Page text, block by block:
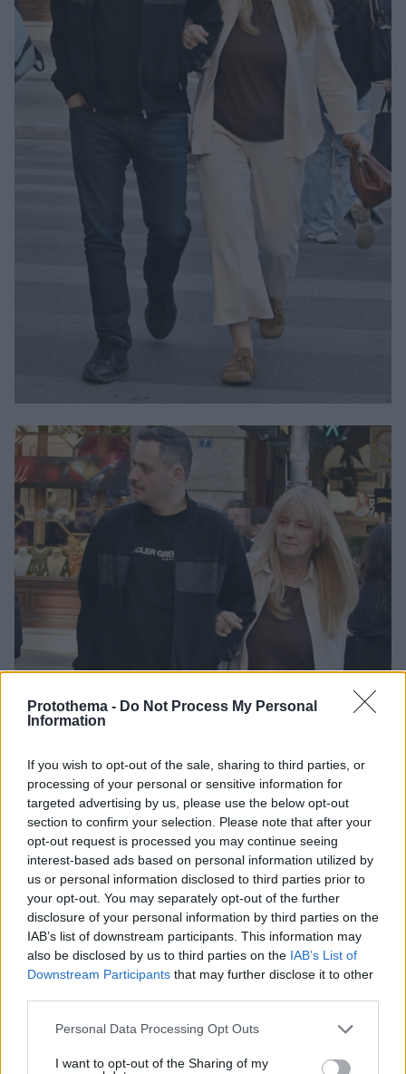
Protothema - Do Not Process My Personal
Information
If you wish to opt-out of the sale, sharing to third parties, or
processing of your personal or sensitive information for
targeted advertising by us, please use the below opt-out
section to confirm your selection. Please note that after your
opt-out request is processed you may continue seeing
interest-based ads based on personal information utilized by
us or personal information disclosed to third parties prior to
your opt-out. You may separately opt-out of the further
disclosure of your personal information by third parties on the
IAB’s list of downstream participants. This information may
also be disclosed by us to third parties on the IAB’s List of
Downstream Participants that may further disclose it to other
Please note that this website/app uses one or more Google
not limited to your visit or usage behaviour. You may click to
Personal Data Processing Opt Outs
I want to opt-out of the Sharing of my
Ακολουθήστε τοprotothema.gr στο Google News